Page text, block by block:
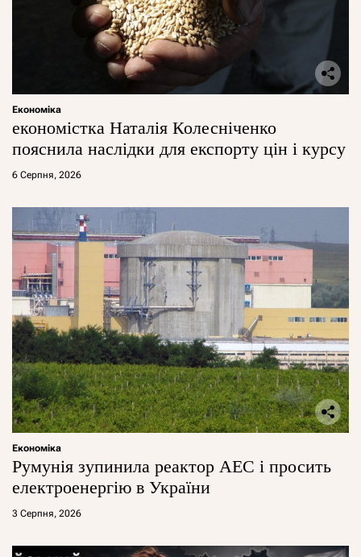
Економіка
економістка Наталія Колесніченко
пояснила наслідки для експорту цін і курсу
6 Серпня, 2026
Економіка
Румунія зупинила реактор АЕС і просить
електроенергію в України
3 Серпня, 2026